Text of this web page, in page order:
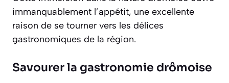
immanquablement l’appétit, une excellente
raison de se tourner vers les délices
gastronomiques de la région.
Savourer la gastronomie drômoise